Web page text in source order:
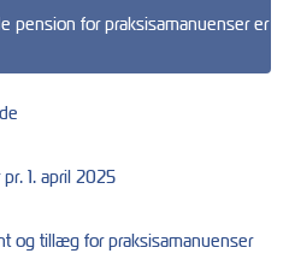
pension for praksisamanuenser er
1. april 2025
og tillæg for praksisamanuenser